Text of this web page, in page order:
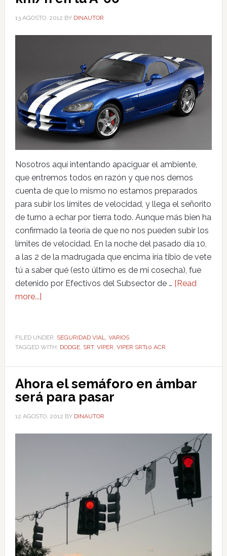
13 AGOSTO, 2012 BY DINAUTOR
Nosotros aquí intentando apaciguar el ambiente,
que entremos todos en razón y que nos demos
cuenta de que lo mismo no estamos preparados
para subir los límites de velocidad, y llega el señorito
de turno a echar por tierra todo. Aunque más bien ha
confirmado la teoría de que no nos pueden subir los
límites de velocidad. En la noche del pasado día 10,
a las 2 de la madrugada que encima iría tibio de vete
tú a saber qué (esto último es de mi cosecha), fue
detenido por Efectivos del Subsector de … [Read
more...]
FILED UNDER: SEGURIDAD VIAL, VARIOS
TAGGED WITH: DODGE, SRT, VIPER, VIPER SRT10 ACR
Ahora el semáforo en ámbar
será para pasar
12 AGOSTO, 2012 BY DINAUTOR